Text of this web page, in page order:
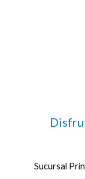
Sucursal